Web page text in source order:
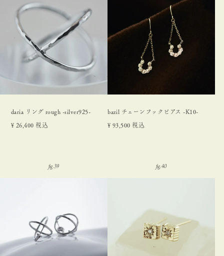
daria リング rough -silver925-
¥ 26,400 税込
bazil チェーンフックピアス -K10-
¥ 93,500 税込